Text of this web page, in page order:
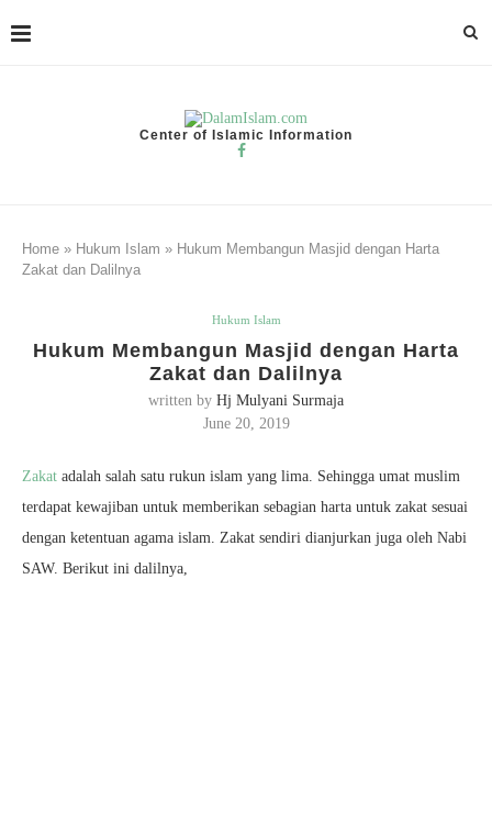
Center of Islamic Information
Home » Hukum Islam » Hukum Membangun Masjid dengan Harta
Zakat dan Dalilnya
Hukum Islam
Hukum Membangun Masjid dengan Harta
Zakat dan Dalilnya
written by Hj Mulyani Surmaja
June 20, 2019
Zakat adalah salah satu rukun islam yang lima. Sehingga umat muslim
terdapat kewajiban untuk memberikan sebagian harta untuk zakat sesuai
dengan ketentuan agama islam. Zakat sendiri dianjurkan juga oleh Nabi
SAW. Berikut ini dalilnya,